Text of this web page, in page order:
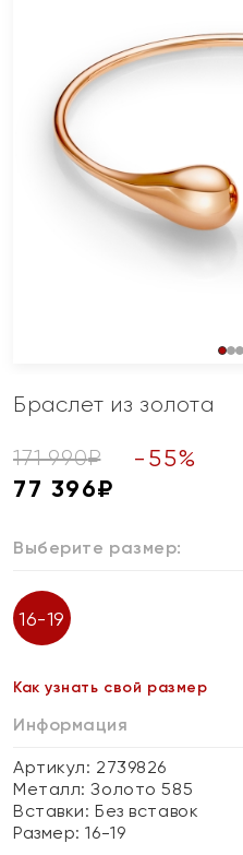
Браслет из золота
171 990₽ - 55%
77 396₽
Выберите размер:
16-19
Как узнать свой размер
Информация
Артикул: 2739826
Металл:Золото 585
Вставки:Без вставок
Размер:16-19